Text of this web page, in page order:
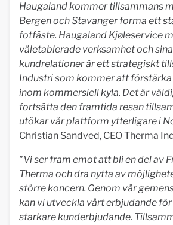
Haugaland kommer tillsammans
Bergen och Stavanger forma ett
fotfäste. Haugaland Kjøleservice
väletablerade verksamhet och
kundrelationer är ett strategiskt
Industri som kommer att
inom kommersiell kyla. Det är
fortsätta den framtida resan
utökar vår plattform ytterligare i
Christian Sandved, CEO Therma
"Vi ser fram emot att bli en del av
Therma och dra nytta av
större koncern. Genom vår
kan vi utveckla vårt erbjudande
starkare kunderbjudande.